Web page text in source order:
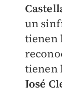
un
tienen
tienen
José